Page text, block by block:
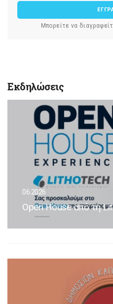
Μπορείτε να
Εκδηλώσεις
06.2026
Open House από τη